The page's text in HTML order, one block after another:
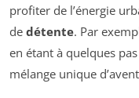
profiter de l’énergie
de détente. Par
en étant à quelques
mélange unique